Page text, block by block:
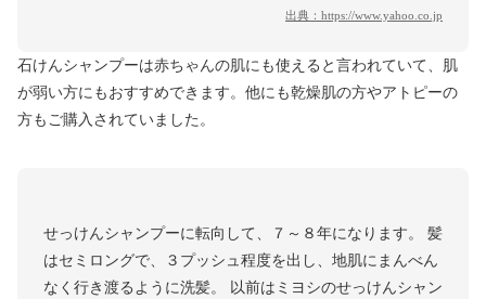
出典： https://www.yahoo.co.jp
石けんシャンプーは赤ちゃんの肌にも使えると言われていて、肌
が弱い方にもおすすめできます。他にも乾燥肌の方やアトピーの
方もご購入されていました。
せっけんシャンプーに転向して、７～８年になります。 髪
はセミロングで、３プッシュ程度を出し、地肌にまんべん
なく行き渡るように洗髪。 以前はミヨシのせっけんシャン